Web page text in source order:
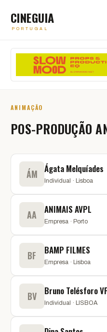
CINEGUIA
PORTUGAL
ANIMAÇÃO
POS-PRODUÇÃO
ÁM Ágata Melquíades
Individual · Lisboa
AA ANIMAIS AVPL
Empresa · Porto
BF BAMP FILMES
Empresa · Lisboa
BV Bruno Telésforo
Individual · LISBOA